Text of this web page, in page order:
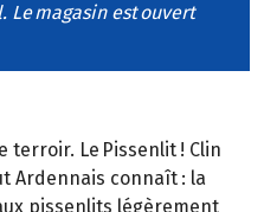
Le magasin est ouvert
terroir. Le Pissenlit ! Clin
Ardennais connaît : la
pissenlits légèrement